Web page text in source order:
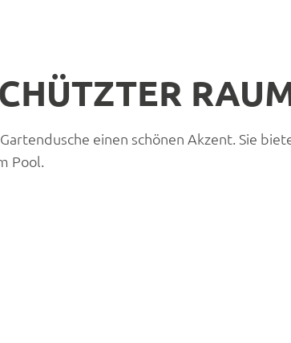
einen schönen Akzent. Sie
Pool.